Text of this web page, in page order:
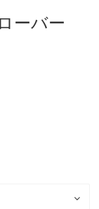
ーバー